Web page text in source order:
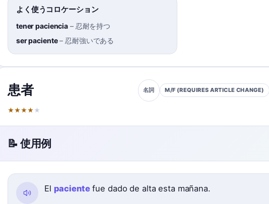
よく使うコロケーション
tener paciencia – 忍耐を持つ
ser paciente– 忍耐強いである
患者 名詞 M/F (REQUIRES ARTICLE CHANGE)
★★★★ ★
📝 使用例
El pacientefue dado de alta esta mañana.